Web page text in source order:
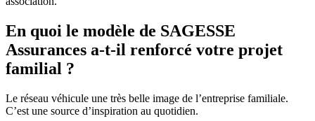
En quoi le modèle de SAGESSE
Assurances a-t-il renforcé votre projet
familial ?
Le réseau véhicule une très belle image de l’entreprise familiale.
C’est une source d’inspiration au quotidien.